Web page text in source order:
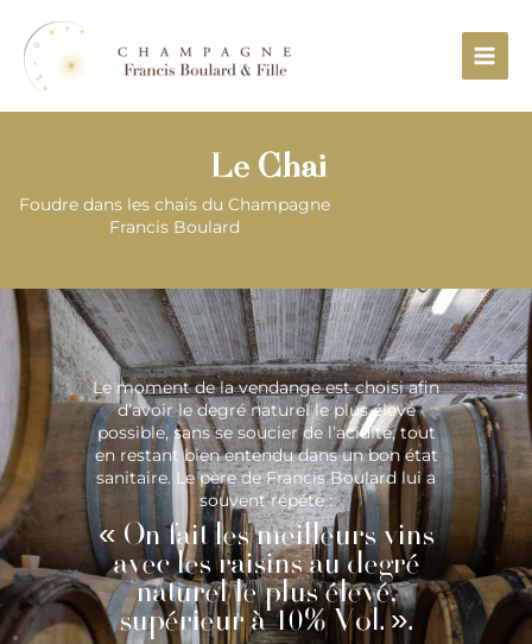
contenu
Menu
Le Chai
Foudre dans les chais du Champagne
Francis Boulard
Le moment de la vendange est choisi afin
d’avoir le degré naturel le plus élevé
possible, sans se soucier de l’acidité, tout
en restant bien entendu dans un bon état
sanitaire. Le père de Francis Boulard lui a
souvent répété :
« On fait les meilleurs vins
avec les raisins au degré
naturel le plus élevé,
supérieur à 10% Vol. ».